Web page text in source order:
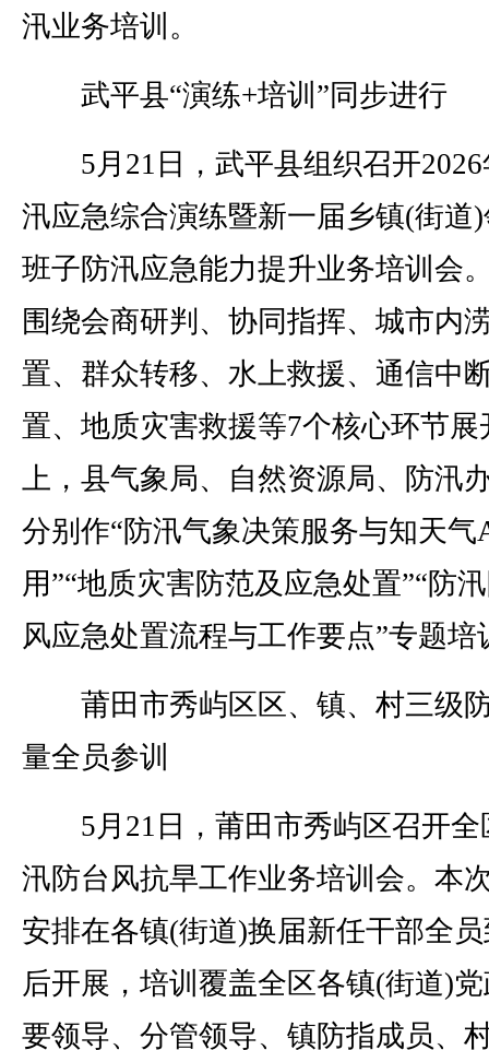
汛业务培训。
武平县“演练+培训”同步进行
5月21日，武平县组织召开2026
汛应急综合演练暨新一届乡镇(街道
班子防汛应急能力提升业务培训会
围绕会商研判、协同指挥、城市内
置、群众转移、水上救援、通信中
置、地质灾害救援等7个核心环节展
上，县气象局、自然资源局、防汛
分别作“防汛气象决策服务与知天气
用”“地质灾害防范及应急处置”“防
风应急处置流程与工作要点”专题培
莆田市秀屿区区、镇、村三级
量全员参训
5月21日，莆田市秀屿区召开全
汛防台风抗旱工作业务培训会。本
安排在各镇(街道)换届新任干部全
后开展，培训覆盖全区各镇(街道)
要领导、分管领导、镇防指成员、